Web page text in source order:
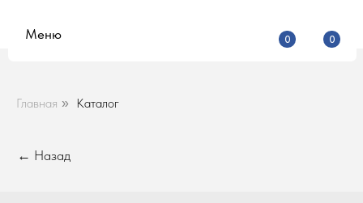
Главная » Каталог
← Назад